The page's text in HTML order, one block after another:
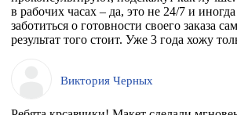
в рабочих часах – да, это не 24/7 и
заботиться о готовности своего заказа
результат того стоит. Уже 3 года хожу
Виктория Черных